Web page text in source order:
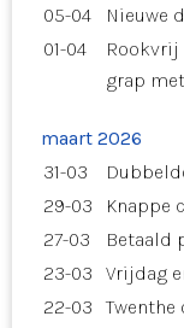
05-04
Nieuwe
01-04
Rookvrij
grap
maart 2026
31-03
29-03
Knappe
27-03
Betaald
23-03
Vrijdag
22-03